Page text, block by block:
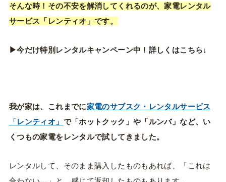
そんな時！その不安を解消してくれるのが、家電レンタル
サービス「レンティオ」です。
▶︎今だけ特別レンタルキャンペーン中！詳しくはこちら↓
我が家は、これまでに家電のサブスク・レンタルサービス
「レンティオ」 で「ホットクック」や「ルンバ」など、い
くつもの家電をレンタルで試してきました。
レンタルして、そのまま購入したものもあれば、「これは